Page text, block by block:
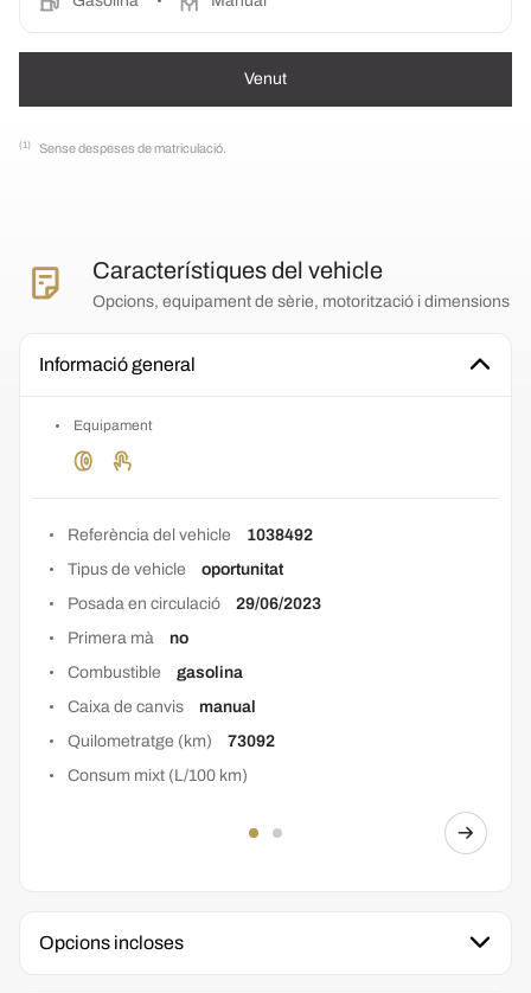
Venut
(1) Sense despeses de matriculació.
Característiques del vehicle
Opcions, equipament de sèrie, motorització i dimensions
Informació general
Equipament
Referència del vehicle
1038492
Tipus de vehicle
oportunitat
Posada en circulació
29/06/2023
Primera mà
no
Combustible
gasolina
Caixa de canvis
manual
Quilometratge (km)
73092
Consum mixt (L/100 km)
Opcions incloses